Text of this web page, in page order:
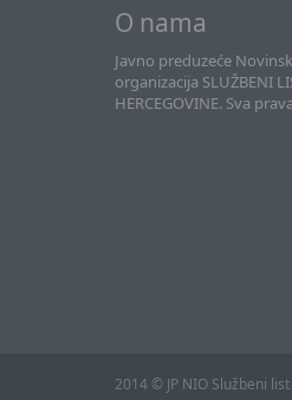
O nama
Javno preduzeće
organizacija SLUŽBENI
HERCEGOVINE. Sva
2014 © JP NIO Službeni